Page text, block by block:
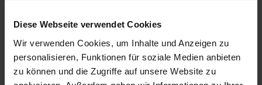
Diese Webseite verwendet Cookies
Wir verwenden Cookies, um Inhalte und Anzeigen zu
personalisieren, Funktionen für soziale Medien anbieten
zu können und die Zugriffe auf unsere Website zu